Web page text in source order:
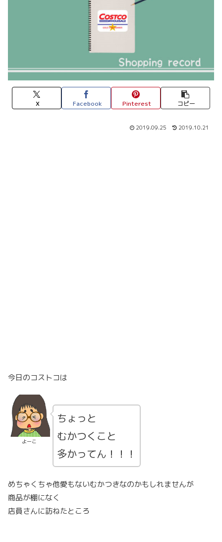
X Facebook Pinterest コピー
2019.09.25 2019.10.21
今日のコストコは
よーこ
ちょっと
むかつくこと
多かってん！！！
めちゃくちゃ他愛もないむかつきなのかもしれませんが
商品が棚になく
店員さんに訪ねたところ